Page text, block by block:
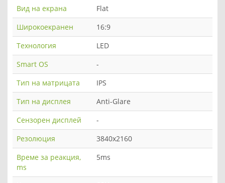
Вид на екрана
Flat
Широкоекранен
16:9
Технология
LED
Smart OS
-
Тип на матрицата
IPS
Тип на дисплея
Anti-Glare
Сензорен дисплей
-
Резолюция
3840x2160
Време за реакция,
ms
5ms